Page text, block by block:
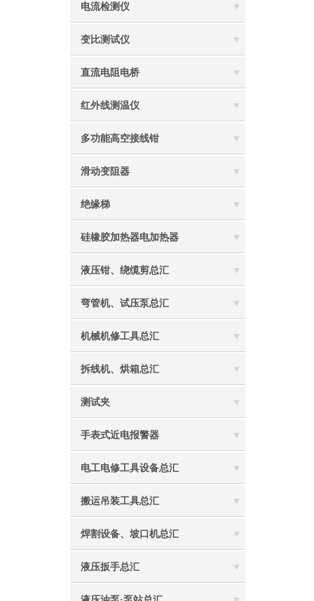
电流检测仪
变比测试仪
直流电阻电桥
红外线测温仪
多功能高空接线钳
滑动变阻器
绝缘梯
硅橡胶加热器电加热器
液压钳、绕缆剪总汇
弯管机、试压泵总汇
机械机修工具总汇
拆线机、烘箱总汇
测试夹
手表式近电报警器
电工电修工具设备总汇
搬运吊装工具总汇
焊割设备、坡口机总汇
液压扳手总汇